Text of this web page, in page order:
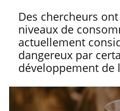
Des chercheurs
niveaux de
actuellement
dangereux par
développement de